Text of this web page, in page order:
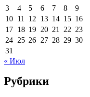
3
4 5 6 7 8
9
10 11 12 13 14 15 16
17 18 19 20 21 22 23
24 25 26 27 28 29 30
31
« Июл
Рубрики